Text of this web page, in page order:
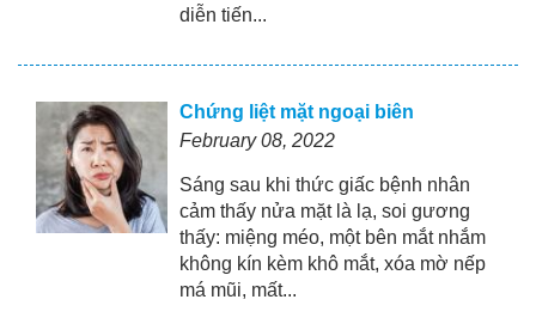
diễn tiến...
Chứng liệt mặt ngoại biên
February 08, 2022
Sáng sau khi thức giấc bệnh nhân
cảm thấy nửa mặt là lạ, soi gương
thấy: miệng méo, một bên mắt nhắm
không kín kèm khô mắt, xóa mờ nếp
má mũi, mất...